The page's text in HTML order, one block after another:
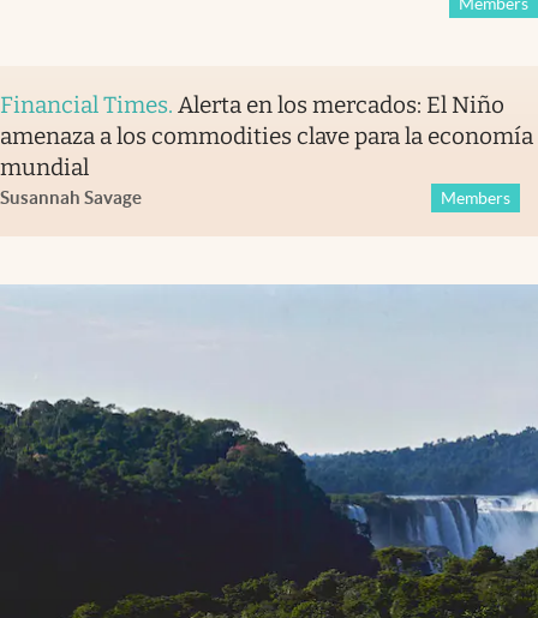
Financial Times. Alerta en los mercados: El Niño
amenaza a los commodities clave para la economía
mundial
Susannah Savage Members